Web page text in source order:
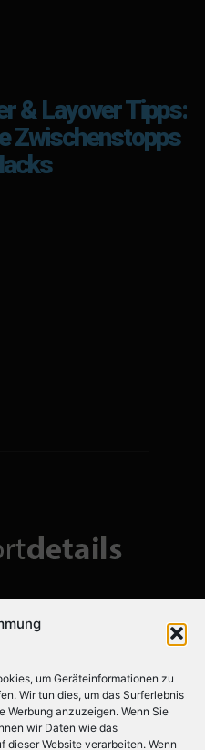
um Geräteinformationen zu
Wir tun dies, um das Surferlebnis
Werbung anzuzeigen. Wenn Sie
wir Daten wie das
Website verarbeiten. Wenn
& Layover Tipps:
Zwischenstopps
Flughafenführer für Ihre